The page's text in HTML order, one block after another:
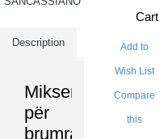
Description
Mikser
për
brumra
Cart
Add to
Wish List
Compare
this